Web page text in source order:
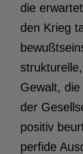
die
den Krieg
Gewalt,
der
positiv
perfide